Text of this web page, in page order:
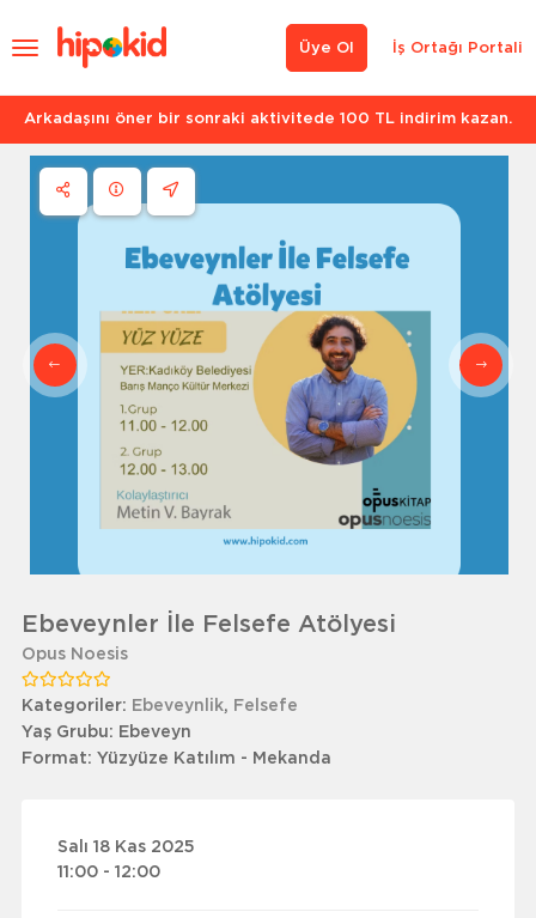
İş Ortağı Portali
Üye Ol
Arkadaşını öner bir sonraki aktivitede 100 TL indirim kazan.
Ebeveynler İle Felsefe Atölyesi
Opus Noesis
Kategoriler: Ebeveynlik, Felsefe
Yaş Grubu: Ebeveyn
Format: Yüzyüze Katılım - Mekanda
Salı 18 Kas 2025
11:00 - 12:00